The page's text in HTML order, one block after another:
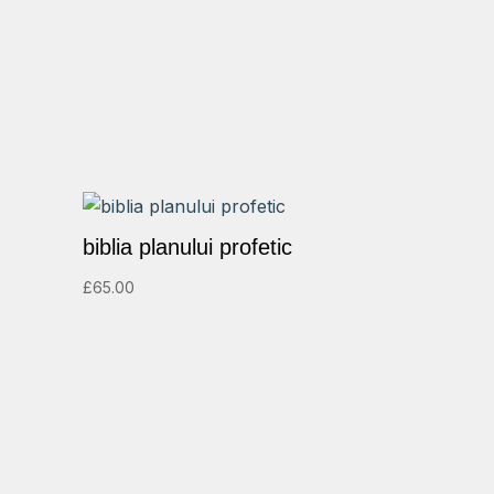
biblia planului profetic
£65.00